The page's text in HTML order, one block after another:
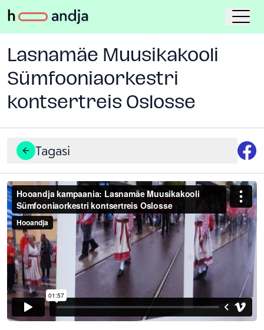
Lasnamäe Muusikakooli
Sümfooniaorkestri
kontsertreis Oslosse
Tagasi